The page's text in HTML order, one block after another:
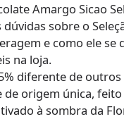
Amargo Sicao
sobre o
e como ele
na loja.
diferente de
de origem única,
à sombra da